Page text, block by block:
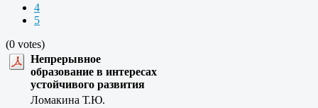
4
5
(0 votes)
Непрерывное
образование в интересах
устойчивого развития
Ломакина Т.Ю.